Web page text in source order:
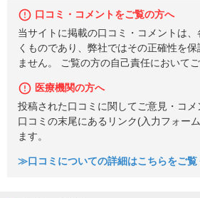
口コミ・コメントをご覧の方へ
当サイトに掲載の口コミ・コメントは
くものであり、弊社ではその正確性を
ません。 ご覧の方の自己責任においてご
医療機関の方へ
投稿された口コミに関してご意見・コ
口コミの末尾にあるリンク(入力フォー
ます。
≫口コミについての詳細はこちらをご覧